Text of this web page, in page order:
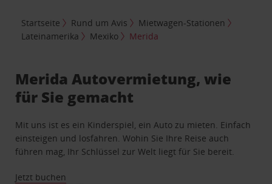
Startseite Rund um Avis
Mietwagen-Stationen
Lateinamerika
Mexiko Merida
Merida Autovermietung, wie
für Sie gemacht
Mit uns ist es ein Kinderspiel, ein Auto zu mieten. Einfach
einsteigen und losfahren. Wohin Sie Ihre Reise auch
führen mag, Ihr Schlüssel zur Welt liegt für Sie bereit.
Jetzt buchen